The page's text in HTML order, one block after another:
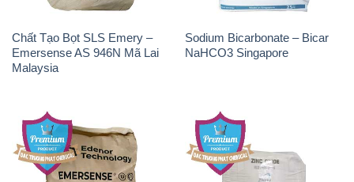
Chất Tạo Bọt SLS Emery –
Emersense AS 946N Mã Lai
Malaysia
Sodium Bicarbonate – Bicar
NaHCO3 Singapore